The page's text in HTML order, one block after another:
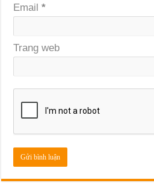
Email*
Trang web